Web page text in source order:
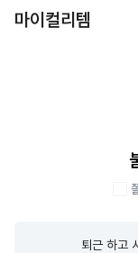
마이컬리템
퇴근 하고